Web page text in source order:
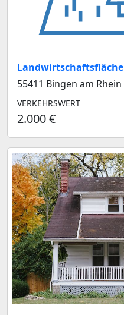
Landwirtschaftsfläche
55411 Bingen am Rhein
VERKEHRSWERT
2.000 €